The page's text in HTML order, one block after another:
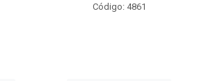
Código: 4861